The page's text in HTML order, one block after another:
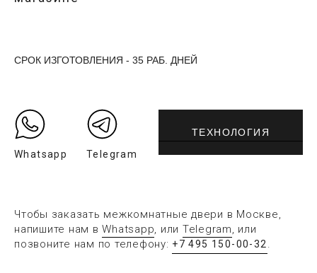
СРОК ИЗГОТОВЛЕНИЯ - 35 РАБ. ДНЕЙ
Whatsapp Telegram
ТЕХНОЛОГИЯ
Чтобы заказать межкомнатные двери в Москве,
напишите нам вWhatsapp, или Telegram, или
позвоните нам по телефону: +7 495 150-00-32 .